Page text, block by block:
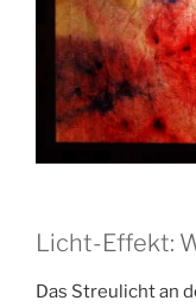
Licht-Effekt:
Das Streulicht an